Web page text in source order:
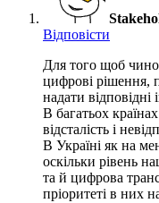
Відповіcти
Для того щоб
цифрові рішення,
надати
В багатьох
відсталість і
В Україні як на
оскільки рівень
та й цифрова
пріоритеті в них